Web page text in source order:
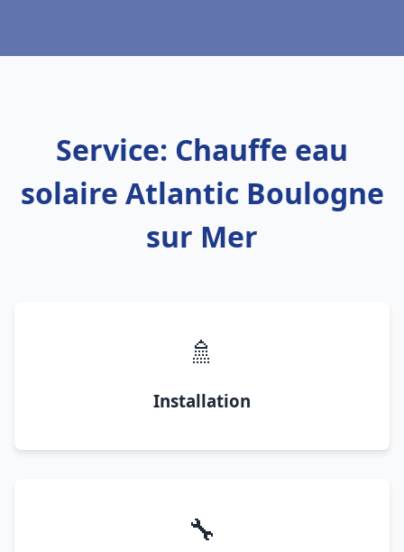
Service: Chauffe eau
solaire Atlantic Boulogne
sur Mer
🚿
Installation
🔧